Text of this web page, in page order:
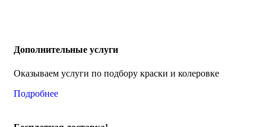
Дополнительные услуги
Оказываем услуги по подбору краски и колеровке
Подробнее